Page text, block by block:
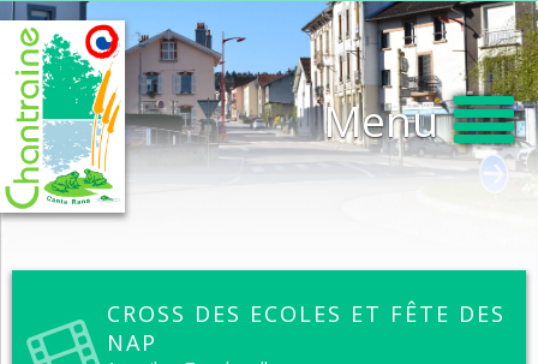
Menu
CROSS DES ECOLES ET FÊTE DES
NAP